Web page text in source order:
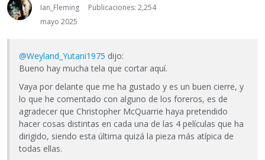
Ian_Fleming
Publicaciones: 2,254
mayo 2025
@Weyland_Yutani1975 dijo:
Bueno hay mucha tela que cortar aquí.
Vaya por delante que me ha gustado y es un buen cierre, y
lo que he comentado con alguno de los foreros, es de
agradecer que Christopher McQuarrie haya pretendido
hacer cosas distintas en cada una de las 4 películas que ha
dirigido, siendo esta última quizá la pieza más atípica de
todas ellas.